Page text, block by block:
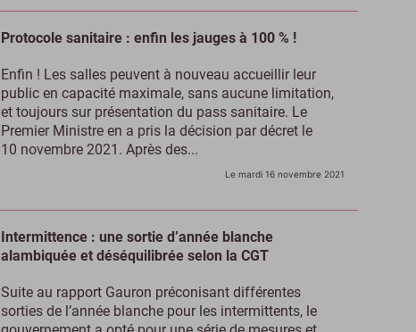
Protocole sanitaire : enfin les jauges à 100 % !
Enfin ! Les salles peuvent à nouveau accueillir leur
public en capacité maximale, sans aucune limitation,
et toujours sur présentation du pass sanitaire. Le
Premier Ministre en a pris la décision par décret le
10 novembre 2021. Après des...
Le mardi 16 novembre 2021
Intermittence : une sortie d’année blanche
alambiquée et déséquilibrée selon la CGT
Suite au rapport Gauron préconisant différentes
sorties de l’année blanche pour les intermittents, le